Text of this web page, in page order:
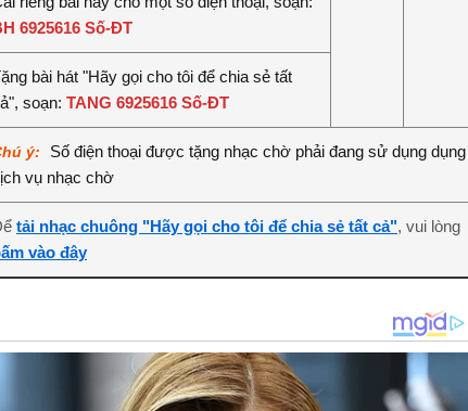
6925616 Số-ĐT
bài hát "Hãy gọi cho tôi để chia sẻ tất
soạn: TANG 6925616 Số-ĐT
ý:
Số điện thoại được tặng nhạc chờ phải đang sử dụng dụng
vụ nhạc chờ
tải nhạc chuông "Hãy gọi cho tôi để chia sẻ tất cả", vui lòng
vào đây